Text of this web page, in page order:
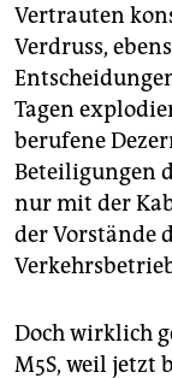
Vertrauten
Verdruss,
Tagen
berufene
Beteiligungen
nur mit der
der Vorstände
Doch wirklich
M5S, weil jetzt